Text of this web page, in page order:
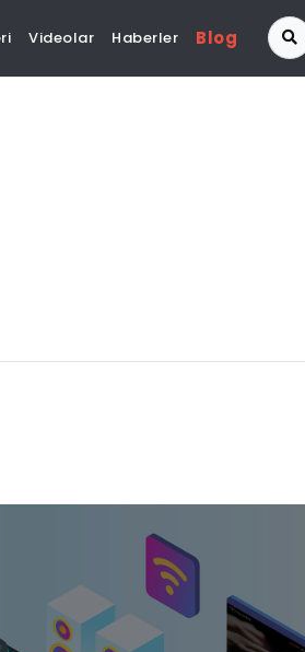
Videolar Haberler Blog